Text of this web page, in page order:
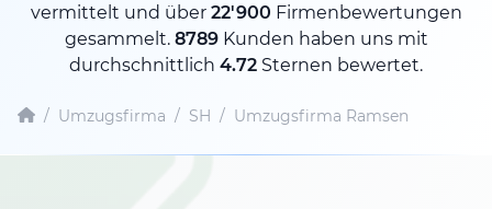
vermittelt und über 22'900 Firmenbewertungen
gesammelt. 8789Kunden haben uns mit
durchschnittlich 4.72 Sternen bewertet.
/ Umzugsfirma / SH / Umzugsfirma Ramsen